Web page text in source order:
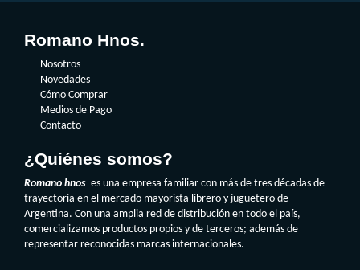
Romano Hnos.
Nosotros
Novedades
Cómo Comprar
Medios de Pago
Contacto
¿Quiénes somos?
Romano hnos es una empresa familiar con más de tres décadas de
trayectoria en el mercado mayorista librero y juguetero de
Argentina. Con una amplia red de distribución en todo el país,
comercializamos productos propios y de terceros; además de
representar reconocidas marcas internacionales.